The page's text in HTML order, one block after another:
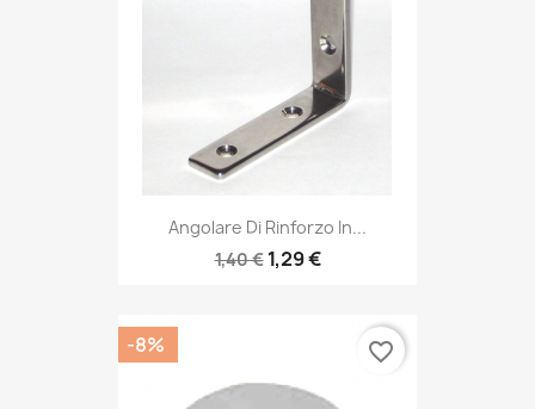
Angolare Di Rinforzo In...
1,40 € 1,29 €
-8% favorite_border